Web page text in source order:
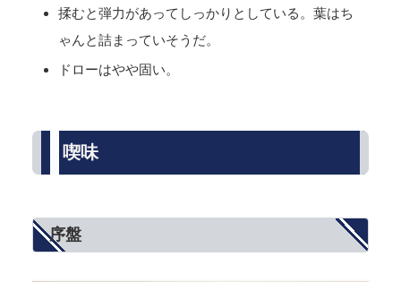
揉むと弾力があってしっかりとしている。葉はち
ゃんと詰まっていそうだ。
ドローはやや固い。
喫味
序盤